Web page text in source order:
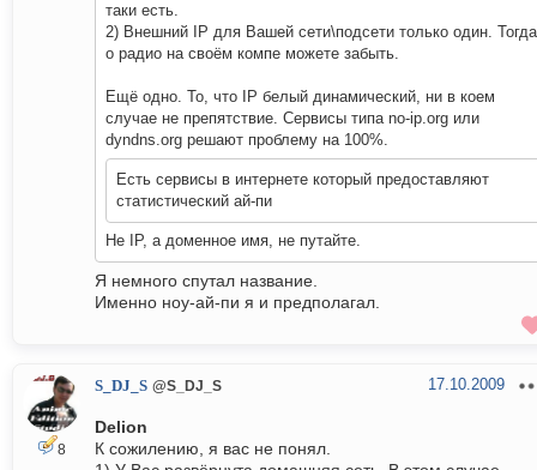
таки есть.
2) Внешний IP для Вашей сети\подсети только один. Тогда
о радио на своём компе можете забыть.
Ещё одно. То, что IP белый динамический, ни в коем
случае не препятствие. Сервисы типа no-ip.org или
dyndns.org решают проблему на 100%.
Есть сервисы в интернете который предоставляют
статистический ай-пи
Не IP, а доменное имя, не путайте.
Я немного спутал название.
Именно ноу-ай-пи я и предполагал.
8
S_DJ_S @S_DJ_S 17.10.2009
Delion
К сожилению, я вас не понял.